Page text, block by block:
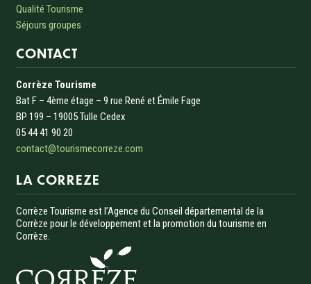
Qualité Tourisme
Séjours groupes
CONTACT
Corrèze Tourisme
Bat F – 4ème étage – 9 rue René et Émile Fage
BP 199 – 19005 Tulle Cedex
05 44 41 90 20
contact@tourismecorreze.com
LA CORREZE
Corrèze Tourisme est l’Agence du Conseil départemental de la
Corrèze pour le développement et la promotion du tourisme en
Corrèze.